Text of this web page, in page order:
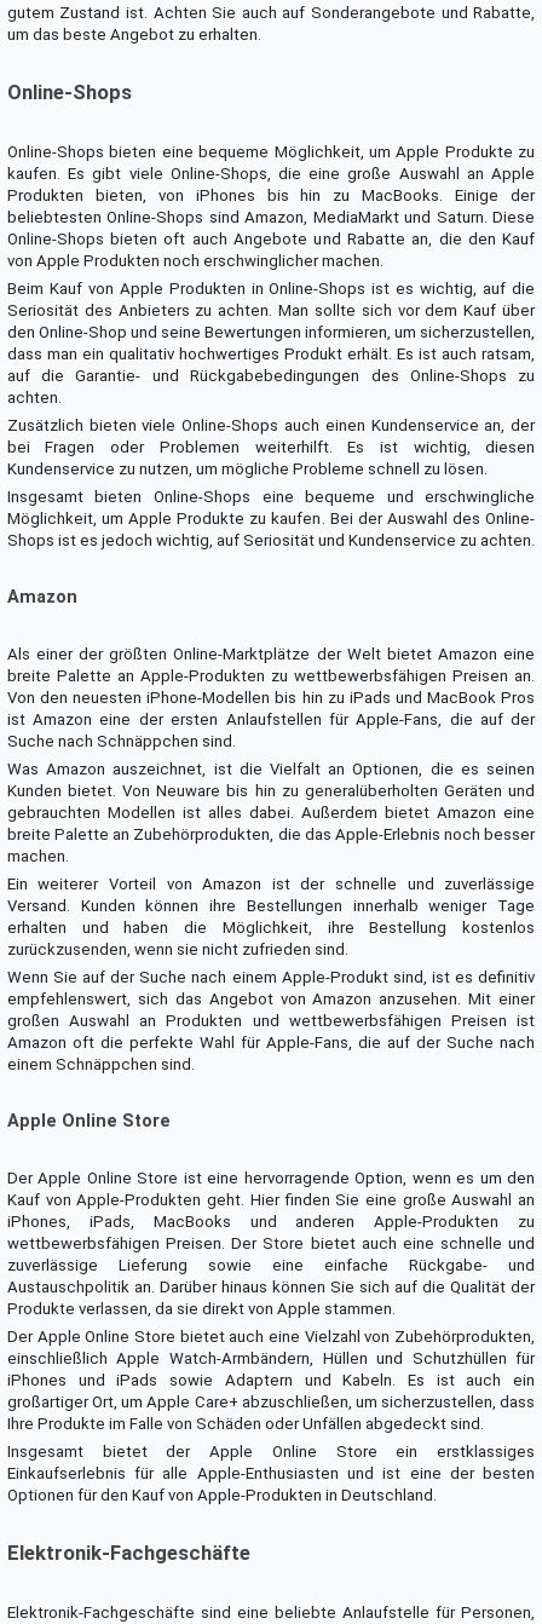
gutem Zustand ist. Achten Sie auch auf Sonderangebote und Rabatte,
um das beste Angebot zu erhalten.
Online-Shops
Online-Shops bieten eine bequeme Möglichkeit, um Apple Produkte zu
kaufen. Es gibt viele Online-Shops, die eine große Auswahl an Apple
Produkten bieten, von iPhones bis hin zu MacBooks. Einige der
beliebtesten Online-Shops sind Amazon, MediaMarkt und Saturn. Diese
Online-Shops bieten oft auch Angebote und Rabatte an, die den Kauf
von Apple Produkten noch erschwinglicher machen.
Beim Kauf von Apple Produkten in Online-Shops ist es wichtig, auf die
Seriosität des Anbieters zu achten. Man sollte sich vor dem Kauf über
den Online-Shop und seine Bewertungen informieren, um sicherzustellen,
dass man ein qualitativ hochwertiges Produkt erhält. Es ist auch ratsam,
auf die Garantie- und Rückgabebedingungen des Online-Shops zu
achten.
Zusätzlich bieten viele Online-Shops auch einen Kundenservice an, der
bei Fragen oder Problemen weiterhilft. Es ist wichtig, diesen
Kundenservice zu nutzen, um mögliche Probleme schnell zu lösen.
Insgesamt bieten Online-Shops eine bequeme und erschwingliche
Möglichkeit, um Apple Produkte zu kaufen. Bei der Auswahl des Online-
Shops ist es jedoch wichtig, auf Seriosität und Kundenservice zu achten.
Amazon
Als einer der größten Online-Marktplätze der Welt bietet Amazon eine
breite Palette an Apple-Produkten zu wettbewerbsfähigen Preisen an.
Von den neuesten iPhone-Modellen bis hin zu iPads und MacBook Pros
ist Amazon eine der ersten Anlaufstellen für Apple-Fans, die auf der
Suche nach Schnäppchen sind.
Was Amazon auszeichnet, ist die Vielfalt an Optionen, die es seinen
Kunden bietet. Von Neuware bis hin zu generalüberholten Geräten und
gebrauchten Modellen ist alles dabei. Außerdem bietet Amazon eine
breite Palette an Zubehörprodukten, die das Apple-Erlebnis noch besser
machen.
Ein weiterer Vorteil von Amazon ist der schnelle und zuverlässige
Versand. Kunden können ihre Bestellungen innerhalb weniger Tage
erhalten und haben die Möglichkeit, ihre Bestellung kostenlos
zurückzusenden, wenn sie nicht zufrieden sind.
Wenn Sie auf der Suche nach einem Apple-Produkt sind, ist es definitiv
empfehlenswert, sich das Angebot von Amazon anzusehen. Mit einer
großen Auswahl an Produkten und wettbewerbsfähigen Preisen ist
Amazon oft die perfekte Wahl für Apple-Fans, die auf der Suche nach
einem Schnäppchen sind.
Apple Online Store
Der Apple Online Store ist eine hervorragende Option, wenn es um den
Kauf von Apple-Produkten geht. Hier finden Sie eine große Auswahl an
iPhones, iPads, MacBooks und anderen Apple-Produkten zu
wettbewerbsfähigen Preisen. Der Store bietet auch eine schnelle und
zuverlässige Lieferung sowie eine einfache Rückgabe- und
Austauschpolitik an. Darüber hinaus können Sie sich auf die Qualität der
Produkte verlassen, da sie direkt von Apple stammen.
Der Apple Online Store bietet auch eine Vielzahl von Zubehörprodukten,
einschließlich Apple Watch-Armbändern, Hüllen und Schutzhüllen für
iPhones und iPads sowie Adaptern und Kabeln. Es ist auch ein
großartiger Ort, um Apple Care+ abzuschließen, um sicherzustellen, dass
Ihre Produkte im Falle von Schäden oder Unfällen abgedeckt sind.
Insgesamt bietet der Apple Online Store ein erstklassiges
Einkaufserlebnis für alle Apple-Enthusiasten und ist eine der besten
Optionen für den Kauf von Apple-Produkten in Deutschland.
Elektronik-Fachgeschäfte
Elektronik-Fachgeschäfte sind eine beliebte Anlaufstelle für Personen,